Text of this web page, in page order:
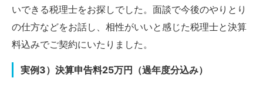
いできる税理士をお探しでした。面談で今後のやりとり
の仕方などをお話し、相性がいいと感じた税理士と決算
料込みでご契約にいたりました。
実例3）決算申告料25万円（過年度分込み）